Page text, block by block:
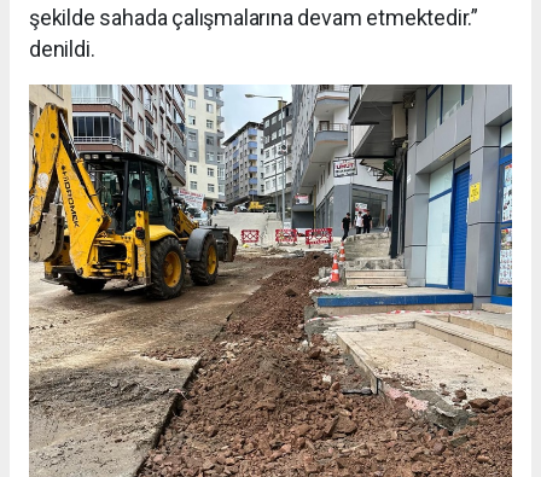
şekilde sahada çalışmalarına devam etmektedir.”
denildi.